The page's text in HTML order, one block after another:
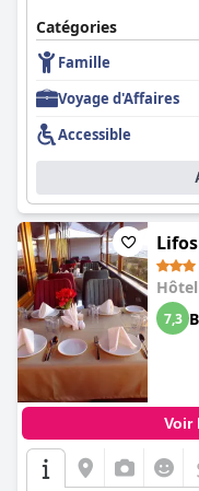
Catégories
Famille
Voyage d'Affaires
Accessible
7,3
Voir